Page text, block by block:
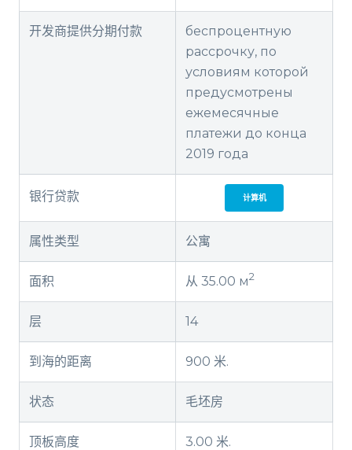
开发商提供分期付款
беспроцентную
рассрочку, по
условиям которой
предусмотрены
ежемесячные
платежи до конца
2019 года
银行贷款 计算机
属性类型 公寓
面积 从 35.00 м2
层 14
到海的距离 900 米.
状态 毛坯房
顶板高度 3.00 米.